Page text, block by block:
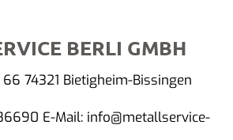
BERLI GMBH
74321 Bietigheim-Bissingen
E-Mail: info@metallservice-